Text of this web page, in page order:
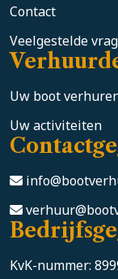
Contact
Veelgestelde
Uw boot
Uw activiteiten
KvK-nummer: